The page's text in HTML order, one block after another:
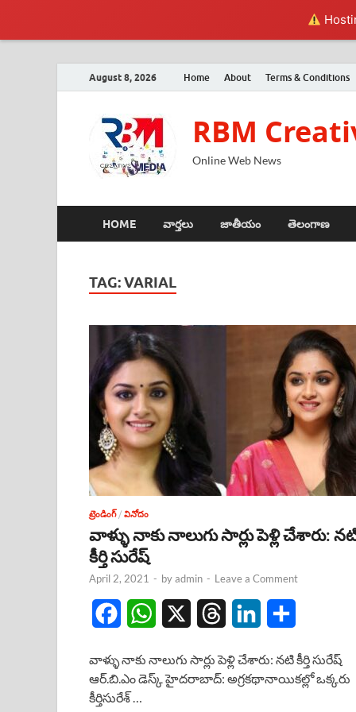
August 8, 2026 Home About Terms & Conditions
RBM
Online Web News
HOME వార్తలు జాతీయం తెలంగాణ
TAG:VARIAL
ట్రెండింగ్/ వినోదం
వాళ్ళు నాకు నాలుగు సార్లు పెళ్లి చేశారు:
కీర్తి సురేష్
April 2, 2021 - byadmin - Leave a Comment
e
r
వాళ్ళు నాకు నాలుగు సార్లు పెళ్లి చేశారు: నటి కీర్తి సురేష్
ఆర్.బి.ఎం డెస్క్ హైదరాబాద్: అగ్రకథానాయికల్లో ఒక్కరు
కీర్తిసురేశ్ …